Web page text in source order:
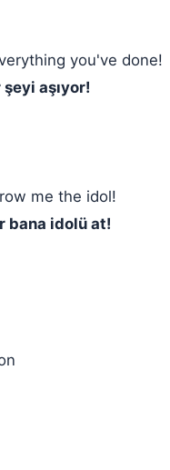
you've done!
aşıyor!
me the idol!
bana idolü at!